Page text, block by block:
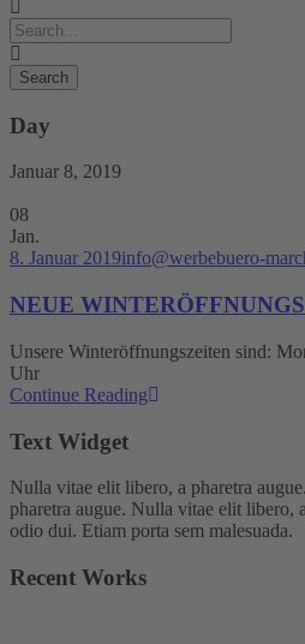
Day
Januar 8, 2019
08
Jan.
8. Januar 2019info@werbebuero-
NEUE
Unsere Winteröffnungszeiten sind:
Uhr
Continue Reading
Text Widget
Nulla vitae elit libero, a pharetra
pharetra augue. Nulla vitae elit libero,
odio dui. Etiam porta sem malesuada.
Recent Works